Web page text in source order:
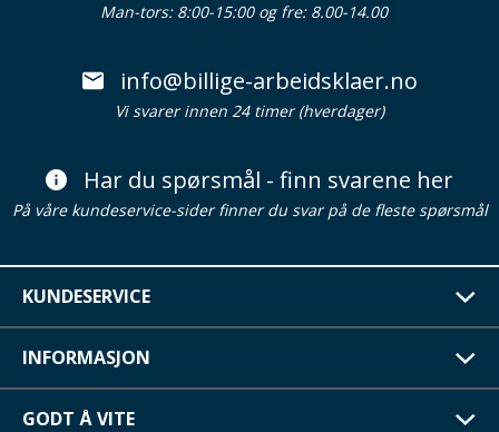
Man-tors: 8:00-15:00 og fre: 8.00-14.00
info@billige-arbeidsklaer.no
Vi svarer innen 24 timer (hverdager)
Har du spørsmål - finn svarene her
På våre kundeservice-sider finner du svar på de fleste spørsmål
KUNDESERVICE
INFORMASJON
GODT Å VITE